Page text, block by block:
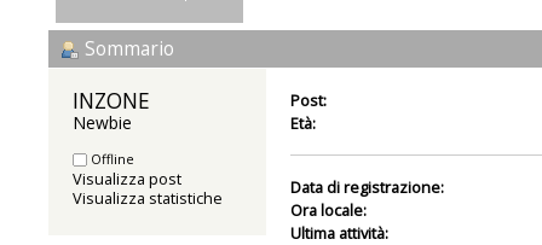
Sommario
INZONE
Newbie
Offline
Visualizza post
Visualizza statistiche
Post:
Età:
Data di registrazione:
Ora locale:
Ultima attività: